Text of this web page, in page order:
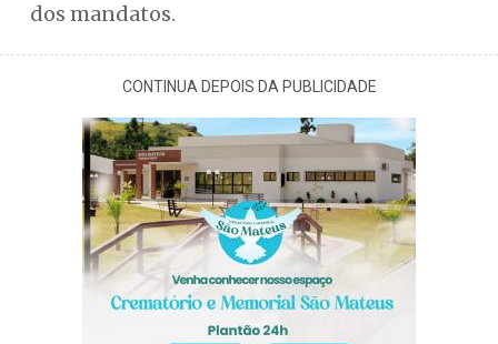
dos mandatos.
CONTINUA DEPOIS DA PUBLICIDADE